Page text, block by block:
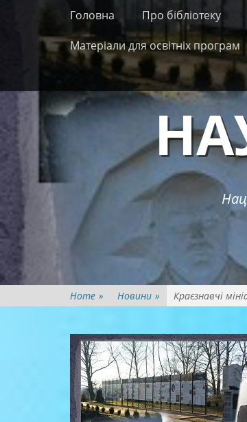
Skip
content
Primary Menu
Головна Про бібліотеку
Матеріали для освітніх програм
Home » Новини » Краєзнавчі